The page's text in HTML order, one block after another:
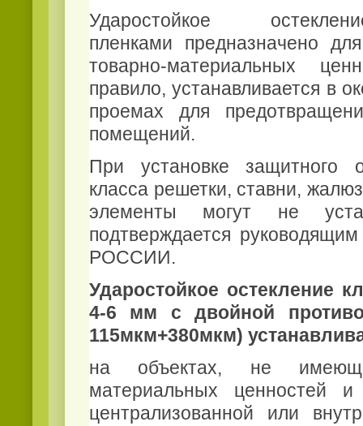
Ударостойкое
пленками предназначено
товарно-материальных
правило, устанавливается в
проемах для
помещений.
При установке защитного
класса решетки, ставни,
элементы могут не
подтверждается
РОССИИ.
Ударостойкое остекление
4-6 мм с двойной
115мкм+380мкм)
на объектах, не
материальных ценностей
централизованной или